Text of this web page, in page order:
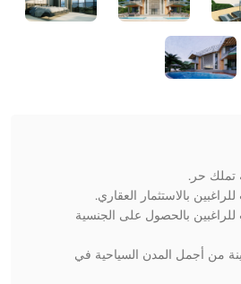
تملك حر.
بالاستثمار العقاري.
بالحصول على الجنسية
من أجمل المدن السياحية في